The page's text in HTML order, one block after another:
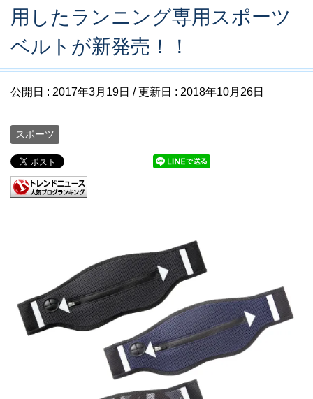
用したランニング専用スポーツ
ベルトが新発売！！
公開日 : 2017年3月19日 / 更新日 : 2018年10月26日
スポーツ